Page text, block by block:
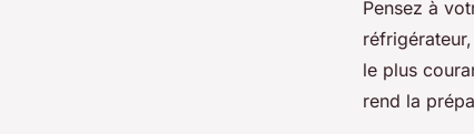
Pensez à
le plus
rend la